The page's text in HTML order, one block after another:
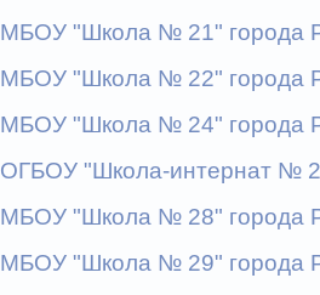
МБОУ "Школа № 21" города
МБОУ "Школа № 22" города
МБОУ "Школа № 24" города
ОГБОУ "Школа-интернат №
МБОУ "Школа № 28" города
МБОУ "Школа № 29" города